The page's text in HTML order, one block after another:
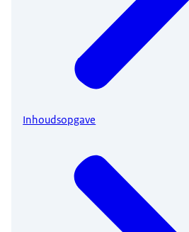
Inhoudsopgave